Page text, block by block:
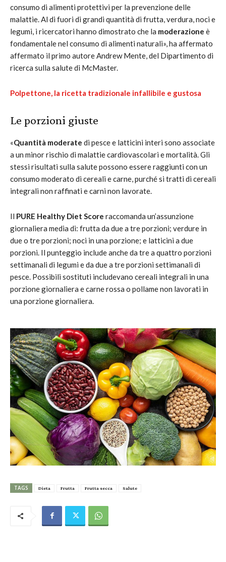
consumo di alimenti protettivi per la prevenzione delle
malattie. Al di fuori di grandi quantità di frutta, verdura, noci e
legumi, i ricercatori hanno dimostrato che la moderazione è
fondamentale nel consumo di alimenti naturali», ha affermato
affermato il primo autore Andrew Mente, del Dipartimento di
ricerca sulla salute di McMaster.
Polpettone, la ricetta tradizionale infallibile e gustosa
Le porzioni giuste
«Quantità moderate di pesce e latticini interi sono associate
a un minor rischio di malattie cardiovascolari e mortalità. Gli
stessi risultati sulla salute possono essere raggiunti con un
consumo moderato di cereali e carne, purché si tratti di cereali
integrali non raffinati e carni non lavorate.
Il PURE Healthy Diet Score raccomanda un’assunzione
giornaliera media di: frutta da due a tre porzioni; verdure in
due o tre porzioni; noci in una porzione; e latticini a due
porzioni. Il punteggio include anche da tre a quattro porzioni
settimanali di legumi e da due a tre porzioni settimanali di
pesce. Possibili sostituti includevano cereali integrali in una
porzione giornaliera e carne rossa o pollame non lavorati in
una porzione giornaliera.
TAGS Dieta Frutta Frutta secca Salute